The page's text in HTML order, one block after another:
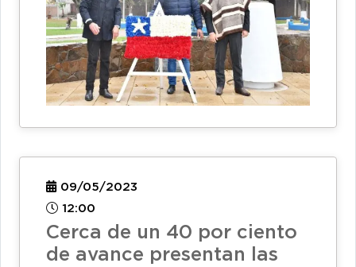
09/05/2023
12:00
Cerca de un 40 por ciento
de avance presentan las